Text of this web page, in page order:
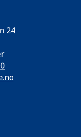
24